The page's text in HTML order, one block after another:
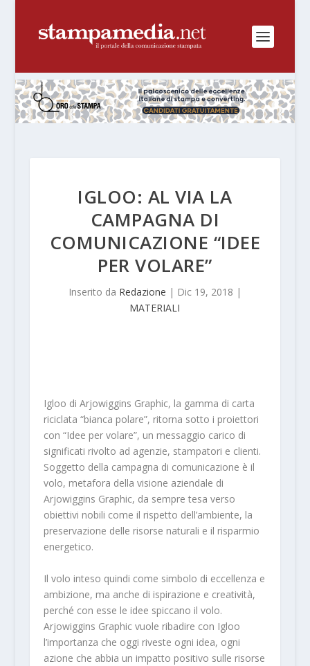
IGLOO: AL VIA LA
CAMPAGNA DI
COMUNICAZIONE “IDEE
PER VOLARE”
Inserito da Redazione | Dic 19, 2018 |
MATERIALI
Igloo di Arjowiggins Graphic, la gamma di carta
riciclata “bianca polare”, ritorna sotto i proiettori
con “Idee per volare”, un messaggio carico di
significati rivolto ad agenzie, stampatori e clienti.
Soggetto della campagna di comunicazione è il
volo, metafora della visione aziendale di
Arjowiggins Graphic, da sempre tesa verso
obiettivi nobili come il rispetto dell’ambiente, la
preservazione delle risorse naturali e il risparmio
energetico.
Il volo inteso quindi come simbolo di eccellenza e
ambizione, ma anche di ispirazione e creatività,
perché con esse le idee spiccano il volo.
Arjowiggins Graphic vuole ribadire con Igloo
l’importanza che oggi riveste ogni idea, ogni
azione che abbia un impatto positivo sulle risorse